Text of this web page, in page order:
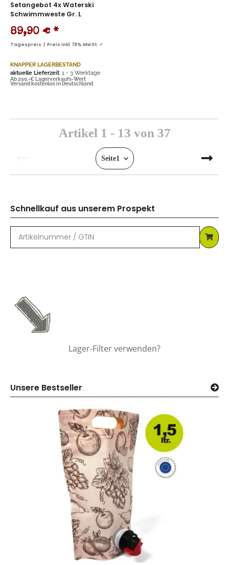
Setangebot 4x Waterski
Schwimmweste Gr. L
89,90 € *
Tagespreis | Preis inkl. 19% MwSt. ✓
KNAPPER LAGERBESTAND
aktuelle Lieferzeit: 1 - 3 Werktage
Ab 250,-€ Lagerverkaufs-Wert
Versand kostenlos in Deutschland
Artikel 1 - 13 von 37
Seite1
Schnellkauf aus unserem Prospekt
Lager-Filter verwenden?
Unsere Bestseller